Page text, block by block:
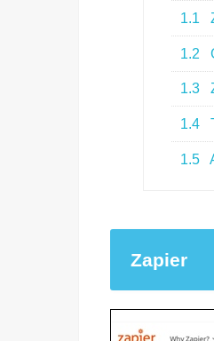
1.1
1.2
1.3
1.4
1.5
Zapier